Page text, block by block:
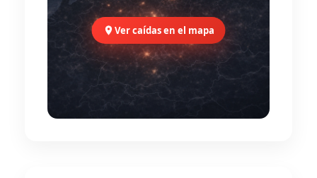
Ver caídas en el mapa